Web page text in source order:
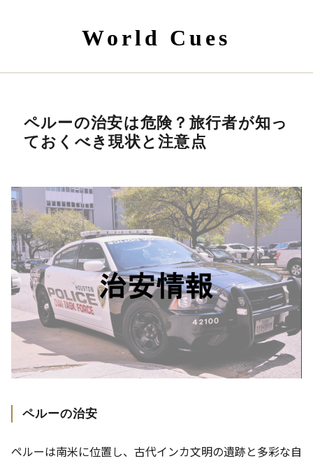
World Cues
ペルーの治安は危険？旅行者が知っ
ておくべき現状と注意点
ペルーの治安
ペルーは南米に位置し、古代インカ文明の遺跡と多彩な自